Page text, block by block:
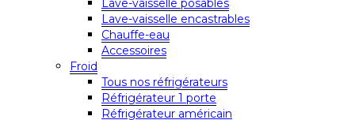
Lave-vaisselle posables
Lave-vaisselle encastrables
Chauffe-eau
Accessoires
Froid
Tous nos réfrigérateurs
Réfrigérateur 1 porte
Réfrigérateur américain